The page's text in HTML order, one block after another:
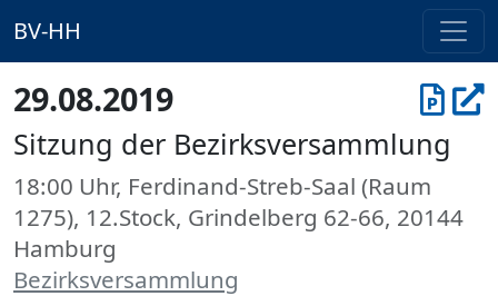
BV-HH
29.08.2019
Sitzung der Bezirksversammlung
18:00 Uhr, Ferdinand-Streb-Saal (Raum
1275), 12.Stock, Grindelberg 62-66, 20144
Hamburg
Bezirksversammlung